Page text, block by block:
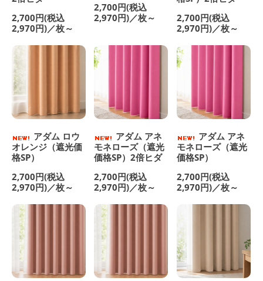
2,700円(税込
2,970円)／枚～
2,700円(税込
2,970円)／枚～
2,700円(税込
2,970円)／枚～
アダム ロウ
オレンジ（遮光価
格SP）
2,700円(税込
2,970円)／枚～
アダム アネ
モネローズ（遮光
価格SP）2倍ヒダ
2,700円(税込
2,970円)／枚～
アダム アネ
モネローズ（遮光
価格SP）
2,700円(税込
2,970円)／枚～